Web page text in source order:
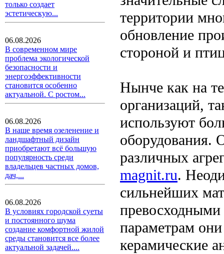
только создает
эстетическую...
06.08.2026
В современном мире
проблема экологической
безопасности и
энергоэффективности
становится особенно
актуальной. С ростом...
06.08.2026
В наше время озеленение и
ландшафтный дизайн
приобретают всё большую
популярность среди
владельцев частных домов,
дач,...
06.08.2026
В условиях городской суеты
и постоянного шума
создание комфортной жилой
среды становится все более
актуальной задачей....
территории
обновление
стороной и
Нынче как на
организаций,
используют
оборудования.
различных
magnit.ru.
сильнейших
параметрам
керамические